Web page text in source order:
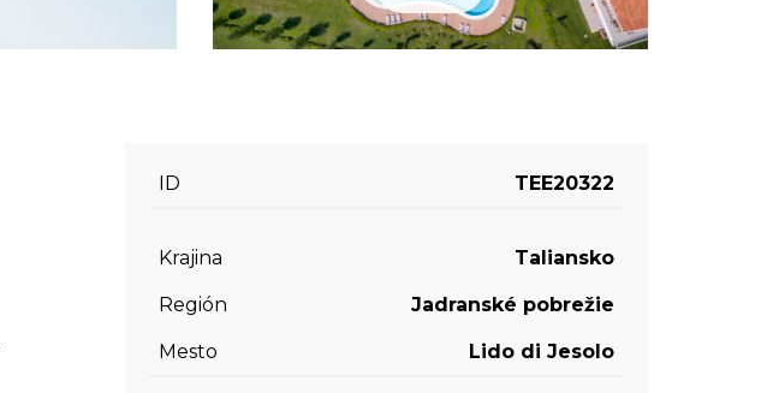
ID TEE20322
Krajina Taliansko
Región Jadranské pobrežie
Mesto Lido di Jesolo